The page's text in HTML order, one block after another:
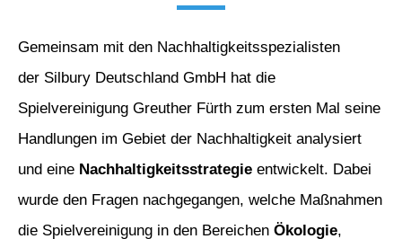
Gemeinsam mit den Nachhaltigkeitsspezialisten
der Silbury Deutschland GmbH hat die
Spielvereinigung Greuther Fürth zum ersten Mal seine
Handlungen im Gebiet der Nachhaltigkeit analysiert
und eine Nachhaltigkeitsstrategie entwickelt. Dabei
wurde den Fragen nachgegangen, welche Maßnahmen
die Spielvereinigung in den Bereichen Ökologie,